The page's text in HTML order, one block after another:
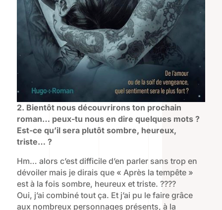
2. Bientôt nous découvrirons ton prochain
roman… peux-tu nous en dire quelques mots ?
Est-ce qu’il sera plutôt sombre, heureux,
triste… ?
Hm… alors c’est difficile d’en parler sans trop en
dévoiler mais je dirais que « Après la tempête »
est à la fois sombre, heureux et triste. ????
Oui, j’ai combiné tout ça. Et j’ai pu le faire grâce
aux nombreux personnages présents, à la